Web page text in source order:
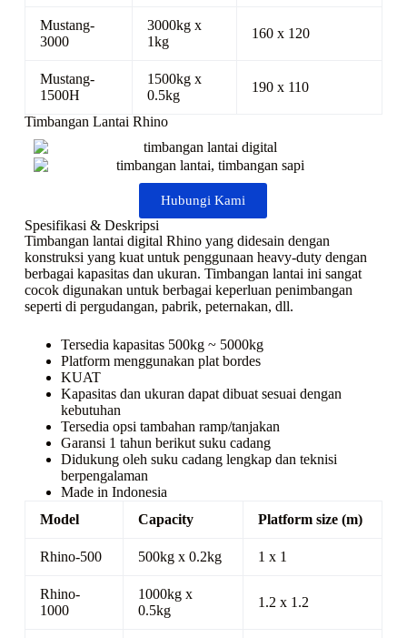
Mustang-
3000
3000kg x
1kg
160 x 120
Mustang-
1500H
1500kg x
0.5kg
190 x 110
Timbangan Lantai Rhino
Hubungi Kami
Spesifikasi & Deskripsi
Timbangan lantai digital Rhino yang didesain dengan
konstruksi yang kuat untuk penggunaan heavy-duty dengan
berbagai kapasitas dan ukuran. Timbangan lantai ini sangat
cocok digunakan untuk berbagai keperluan penimbangan
seperti di pergudangan, pabrik, peternakan, dll.
Tersedia kapasitas 500kg ~ 5000kg
Platform menggunakan plat bordes
KUAT
Kapasitas dan ukuran dapat dibuat sesuai dengan
kebutuhan
Tersedia opsi tambahan ramp/tanjakan
Garansi 1 tahun berikut suku cadang
Didukung oleh suku cadang lengkap dan teknisi
berpengalaman
Made in Indonesia
Model
Capacity Platform size (m)
Rhino-500 500kg x 0.2kg 1 x 1
Rhino-
1000
1000kg x
0.5kg
1.2 x 1.2